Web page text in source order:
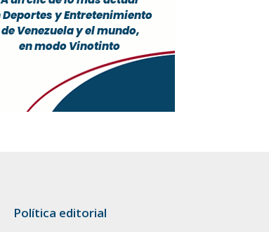
Política editorial